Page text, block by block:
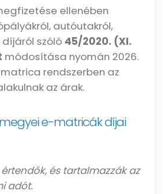
ellenében
autóutakról,
szóló 45/2020. (XI.
módosítása nyomán 2026.
rendszerben az
az árak.
e-matricák díjai
és tartalmazzák az
adót.